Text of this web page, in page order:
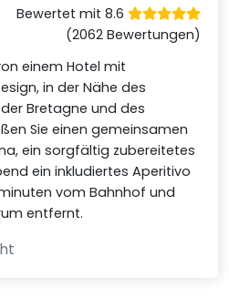
Bewertet mit 8.6
(2062 Bewertungen)
einem Hotel mit
in der Nähe des
Bretagne und des
Sie einen gemeinsamen
ein sorgfältig zubereitetes
ein inkludiertes Aperitivo
vom Bahnhof und
entfernt.